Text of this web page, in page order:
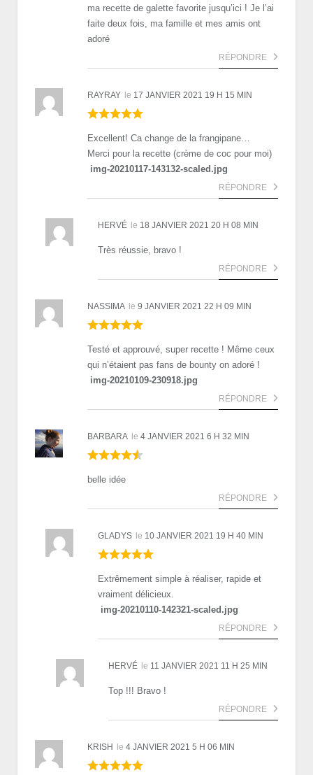
ma recette de galette favorite jusqu’ici ! Je l’ai
faite deux fois, ma famille et mes amis ont
adoré
RÉPONDRE
RAYRAY le 17 JANVIER 2021 19 H 15 MIN
Excellent! Ca change de la frangipane…
Merci pour la recette (crème de coc pour moi)
img-20210117-143132-scaled.jpg
RÉPONDRE
HERVÉ le 18 JANVIER 2021 20 H 08 MIN
Très réussie, bravo !
RÉPONDRE
NASSIMA le 9 JANVIER 2021 22 H 09 MIN
Testé et approuvé, super recette ! Même ceux
qui n’étaient pas fans de bounty on adoré !
img-20210109-230918.jpg
RÉPONDRE
BARBARA le 4 JANVIER 2021 6 H 32 MIN
belle idée
RÉPONDRE
GLADYS le 10 JANVIER 2021 19 H 40 MIN
Extrêmement simple à réaliser, rapide et
vraiment délicieux.
img-20210110-142321-scaled.jpg
RÉPONDRE
HERVÉ le 11 JANVIER 2021 11 H 25 MIN
Top !!! Bravo !
RÉPONDRE
KRISH le 4 JANVIER 2021 5 H 06 MIN